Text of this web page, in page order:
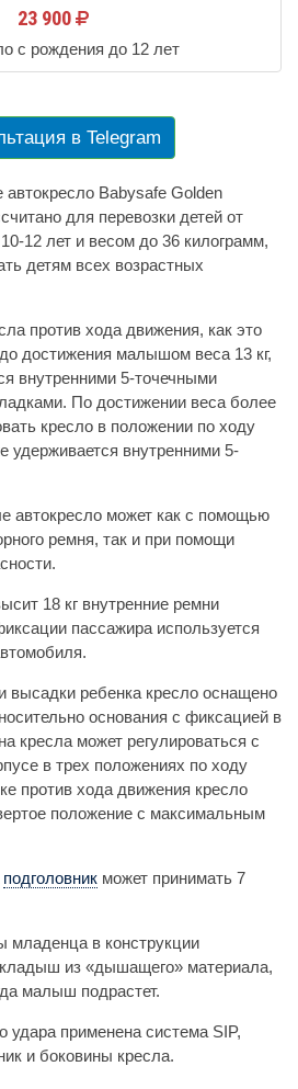
23 900
с рождения до 12 лет
в Telegram
автокресло Babysafe Golden
для перевозки детей от
12 лет и весом до 36 килограмм,
детям всех возрастных
против хода движения, как это
достижения малышом веса 13 кг,
внутренними 5-точечными
По достижении веса более
кресло в положении по ходу
внутренними 5-
автокресло может как с помощью
ремня, так и при помощи
18 кг внутренние ремни
пассажира используется
высадки ребенка кресло оснащено
основания с фиксацией в
кресла может регулироваться с
в трех положениях по ходу
против хода движения кресло
положение с максимальным
подголовник может принимать 7
в конструкции
из «дышащего» материала,
малыш подрастет.
удара применена система SIP,
и боковины кресла.